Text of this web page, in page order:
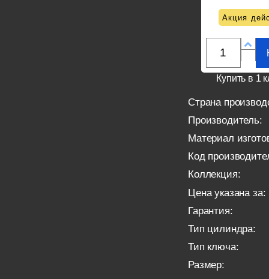
Акция
Купить в 1
Страна
Производитель:
Материал
Код
Коллекция:
Цена указана за:
Гарантия:
Тип цилиндра:
Тип ключа:
Размер: